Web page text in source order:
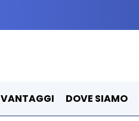
VANTAGGI DOVE SIAMO